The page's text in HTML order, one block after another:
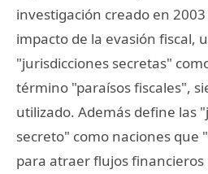
investigación creado en
impacto de la evasión fiscal,
"jurisdicciones secretas"
término "paraísos fiscales",
utilizado. Además define las
secreto" como naciones que
para atraer flujos financieros